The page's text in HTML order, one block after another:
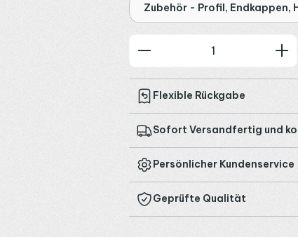
Zubehör - Profil, Endkappen,
Produkt Anzahl:
Flexible Rückgabe
Sofort Versandfertig und
Persönlicher Kundenservice
Geprüfte Qualität